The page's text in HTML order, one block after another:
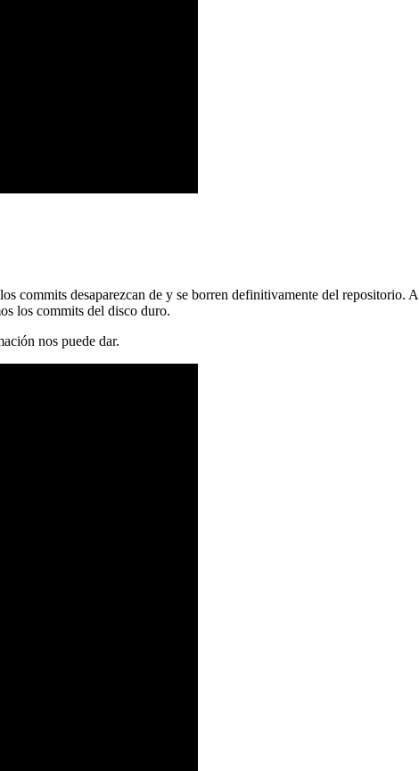
commits desaparezcan de y se borren definitivamente del repositorio.
los commits del disco duro.
nos puede dar.